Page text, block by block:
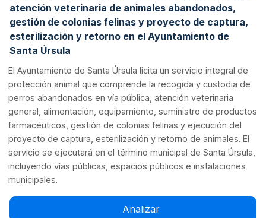
atención veterinaria de animales abandonados,
gestión de colonias felinas y proyecto de captura,
esterilización y retorno en el Ayuntamiento de
Santa Úrsula
El Ayuntamiento de Santa Úrsula licita un servicio integral de
protección animal que comprende la recogida y custodia de
perros abandonados en vía pública, atención veterinaria
general, alimentación, equipamiento, suministro de productos
farmacéuticos, gestión de colonias felinas y ejecución del
proyecto de captura, esterilización y retorno de animales. El
servicio se ejecutará en el término municipal de Santa Úrsula,
incluyendo vías públicas, espacios públicos e instalaciones
municipales.
Analizar